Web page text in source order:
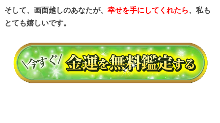
そして、画面越しのあなたが、 幸せを手にしてくれたら、私も
とても嬉しいです。